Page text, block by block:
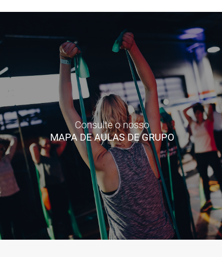
Consulte o nosso
MAPA DE AULAS DE GRUPO